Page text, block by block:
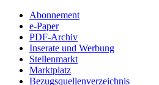
Abonnement
e-Paper
PDF-Archiv
Inserate und Werbung
Stellenmarkt
Marktplatz
Bezugsquellenverzeichnis